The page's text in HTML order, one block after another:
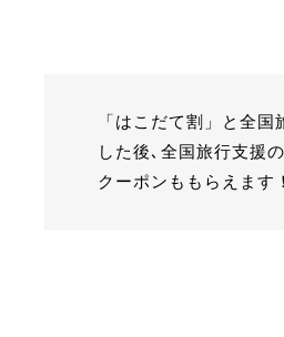
「はこだて割」と全
した後､全国旅行支援
クーポンももらえます！